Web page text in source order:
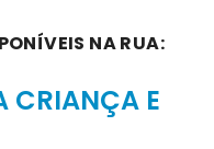
NA RUA:
CRIANÇA E